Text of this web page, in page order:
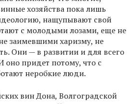
хозяйства пока лишь
нащупывают свой
с молодыми лозами, еще не
заимевшими харизму, не
Они — в развитии и для всего
оно придет потому, что с
неробкие люди.
вин Дона, Волгоградской